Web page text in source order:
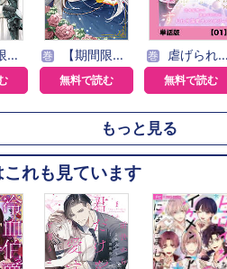
！～ 分冊版 巻 【期間限定 無料お試し版】無自覚聖女は今日も無意識に力を垂れ流す ～公爵家の落ちこぼれ令嬢、嫁ぎ先で幸せを掴み取る～
無料で読む
巻 虐げられ王女に転生しましたが、竜神の加護を持つ最強騎士様に愛されて幸せです（コミック）【単話版】
無料で読む
もっと見る
れも見ています